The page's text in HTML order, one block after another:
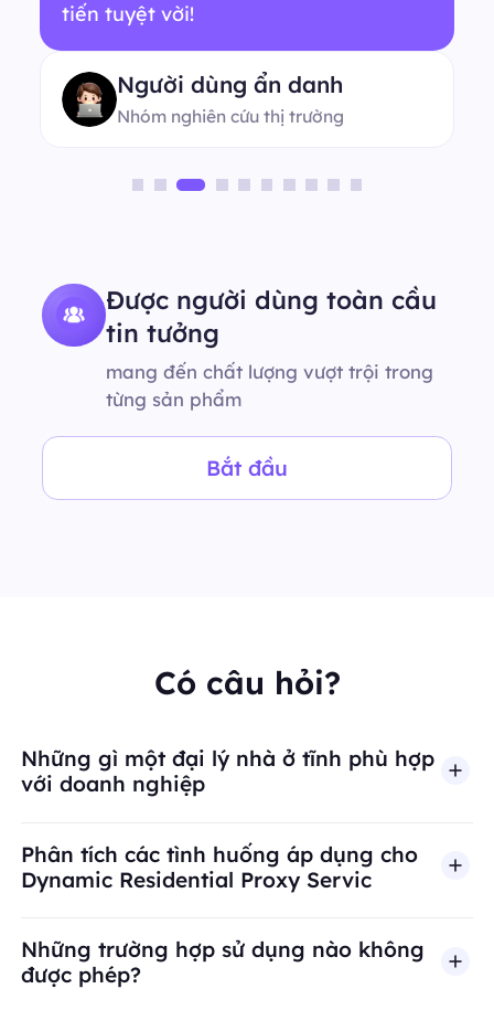
tiến tuyệt vời!
Người dùng ẩn danh
Nhóm nghiên cứu thị trường
Được người dùng toàn cầu
tin tưởng
mang đến chất lượng vượt trội trong
từng sản phẩm
Bắt đầu
Có câu hỏi?
Những gì một đại lý nhà ở tĩnh phù hợp
với doanh nghiệp
Phân tích các tình huống áp dụng cho
Dynamic Residential Proxy Servic
Những trường hợp sử dụng nào không
được phép?